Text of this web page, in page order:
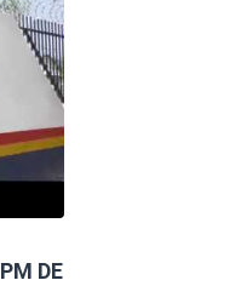
DE